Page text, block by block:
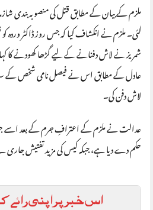
ملزم کے بیان کے مطابق قتل کی منصوبہ بندی
گئی۔ ملزم نے انکشاف کیا کہ جس روز ڈاکٹر وردہ
شمریز نے لاش دفنانے کے لیے گڑھا کھودنے کا
عادل کے مطابق اس نے فیصل نامی شخص کے
لاش دفن کی۔
عدالت نے ملزم کے اعترافِ جرم کے بعد اسے
حکم دے دیا ہے، جبکہ کیس کی مزید تفتیش
اس خبر پر اپنی رائے